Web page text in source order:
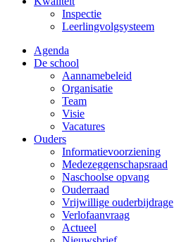
Inspectie
Leerlingvolgsysteem
Agenda
De school
Aannamebeleid
Organisatie
Team
Visie
Vacatures
Ouders
Informatievoorziening
Medezeggenschapsraad
Naschoolse opvang
Ouderraad
Vrijwillige ouderbijdrage
Verlofaanvraag
Actueel